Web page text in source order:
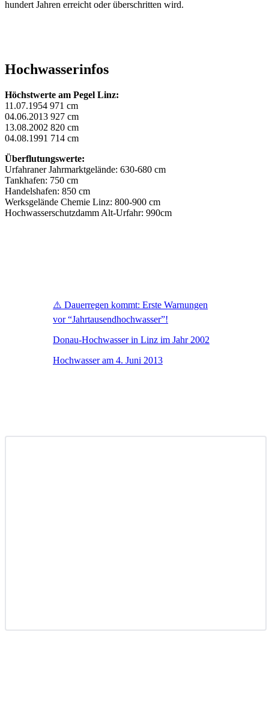
hundert Jahren erreicht oder überschritten wird.
Hochwasserinfos
Höchstwerte am Pegel Linz:
11.07.1954 971 cm
04.06.2013 927 cm
13.08.2002 820 cm
04.08.1991 714 cm
Überflutungswerte:
Urfahraner Jahrmarktgelände: 630-680 cm
Tankhafen: 750 cm
Handelshafen: 850 cm
Werksgelände Chemie Linz: 800-900 cm
Hochwasserschutzdamm Alt-Urfahr: 990cm
⚠️ Dauerregen kommt: Erste Warnungen
vor “Jahrtausendhochwasser”!
Donau-Hochwasser in Linz im Jahr 2002
Hochwasser am 4. Juni 2013